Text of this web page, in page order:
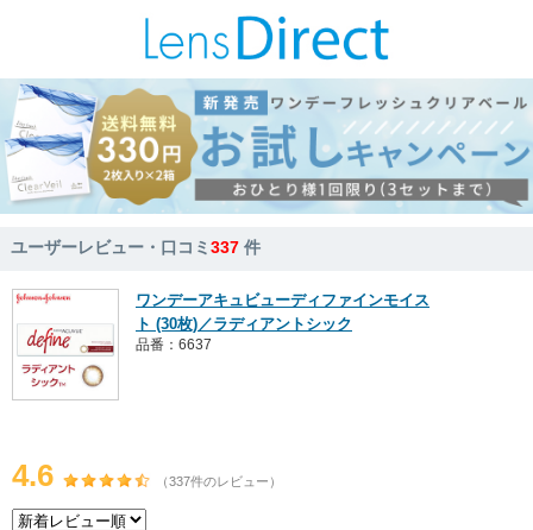
ユーザーレビュー・口コミ337 件
ワンデーアキュビューディファインモイス
ト (30枚)／ラディアントシック
品番：6637
4.6 （337件のレビュー）